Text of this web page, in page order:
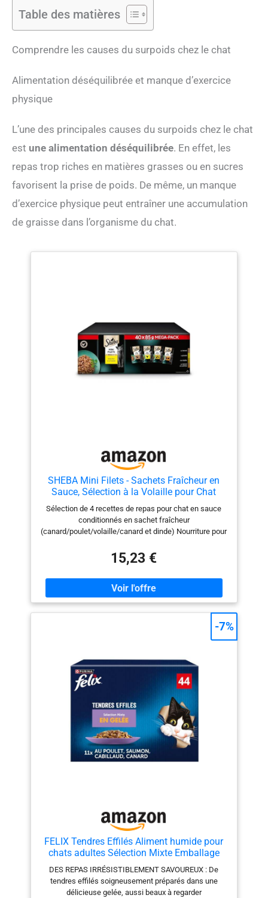
Table des matières
Comprendre les causes du surpoids chez le chat
Alimentation déséquilibrée et manque d’exercice
physique
L’une des principales causes du surpoids chez le chat
est une alimentation déséquilibrée. En effet, les
repas trop riches en matières grasses ou en sucres
favorisent la prise de poids. De même, un manque
d’exercice physique peut entraîner une accumulation
de graisse dans l’organisme du chat.
SHEBA Mini Filets - Sachets Fraîcheur en
Sauce, Sélection à la Volaille pour Chat
Adulte - 40x85g
Sélection de 4 recettes de repas pour chat en sauce
conditionnés en sachet fraîcheur
(canard/poulet/volaille/canard et dinde) Nourriture pour
équilibré, adapté aux besoins nutritionnels des chats
adultes Recette élaborée avec des ingrédients naturels
et de qualité sans colorants artificiels, ni conservateurs
Nourriture pour chat mise au point avec nos
vétérinaires du centre WALTHAM (référence mondiale
pour la nutrition des animaux de compagnie) Contenu
15,23 €
FELIX Tendres Effilés Aliment humide pour
chats adultes Sélection Mixte Emballage
économique, 44 sachets faciles à servir,
Morceaux tendres en gelée, 4 délicieuses
saveurs, Aliment complet
DES REPAS IRRÉSISTIBLEMENT SAVOUREUX : De
tendres effilés soigneusement préparés dans une
délicieuse gelée, aussi beaux à regarder
-7%